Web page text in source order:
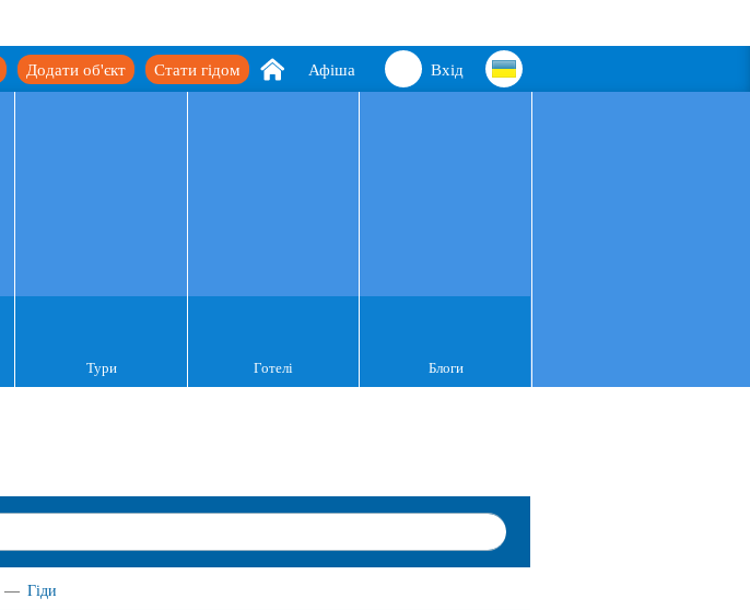
Вхід
Афіша
Стати гідом
Додати об'єкт
Тури Готелі Блоги
— Гіди